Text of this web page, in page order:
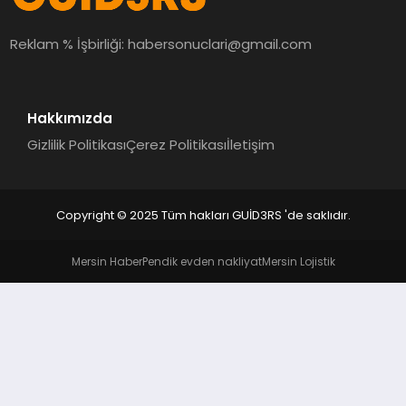
MAGAZIN
Reklam % İşbirliği:habersonuclari@gmail.com
Hakkımızda
Gizlilik PolitikasıÇerez Politikasıİletişim
Copyright © 2025 Tüm hakları GUİD3RS 'de saklıdır.
Mersin HaberPendik evden nakliyatMersin Lojistik